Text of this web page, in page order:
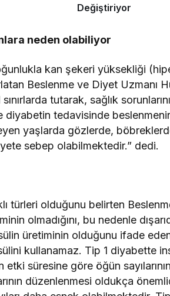
Değiştiriyor
neden olabiliyor
kan şekeri yüksekliği
Beslenme ve Diyet Uzmanı
tutarak, sağlık
diyabetin tedavisinde
yaşlarda gözlerde,
sebep olabilmektedir.” dedi.
türleri olduğunu belirten
olmadığını, bu nedenle
üretiminin olduğunu ifade
kullanamaz. Tip 1 diyabette
süresine göre öğün
düzenlenmesi oldukça